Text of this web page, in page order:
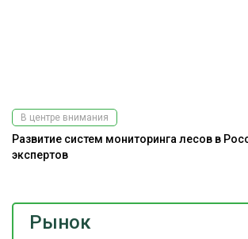
Рынок
В центре внимания
Развитие систем мониторинга лесов в
экспертов